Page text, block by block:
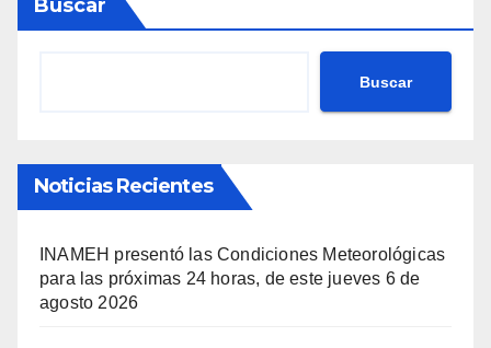
Buscar
Buscar
Noticias Recientes
INAMEH presentó las Condiciones Meteorológicas
para las próximas 24 horas, de este jueves 6 de
agosto 2026